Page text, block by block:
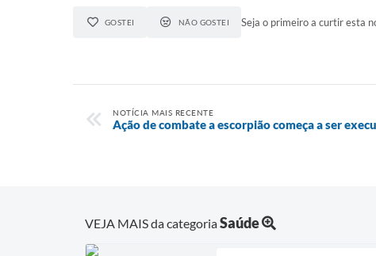
GOSTEI NÃO GOSTEI Seja o primeiro a curtir esta
NOTÍCIA MAIS RECENTE
Ação de combate a escorpião começa a ser
VEJA MAIS da categoriaSaúde